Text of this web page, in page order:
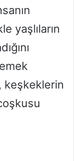
yaşlıların
keşkeklerin